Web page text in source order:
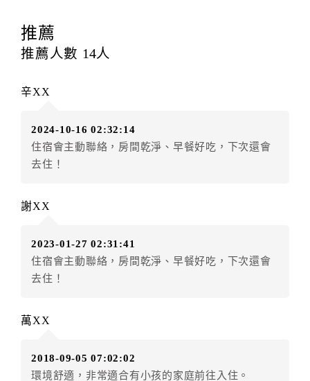
提出申辦不得異動訂單。
每筆訂單異動限定
辦理取消退款。
房者應補足差額。（限原訂飯店）
房者不得要求退其差額。（限原訂飯店）
五、保留住宿權益(保留住房)
（提出申辦日為保留起算日）
店客滿，敬請及早計畫，如逾時未提出申辦，視同無條
件放棄訂單（住宿權益）。 （限原訂飯店使用）
．每筆訂單異動限定乙次，限原訂飯店，異動完成後不
．訂單異動後，訂單費用總計大於原訂單費用總計時，
訂房者不得要求退其差額。限原訂飯店
推薦
推薦人數 14人
辛XX
2024-10-16 02:32:14
住宿會主動聯絡，房間乾淨、早餐好吃，下次還會
去住！
謝XX
2023-01-27 02:31:41
住宿會主動聯絡，房間乾淨、早餐好吃，下次還會
去住！
萬XX
2018-09-05 07:02:02
環境舒適，非常適合有小孩的家庭前往入住。